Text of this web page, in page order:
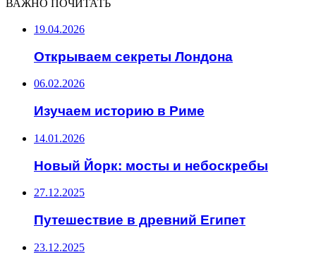
19.04.2026
Открываем секреты Лондона
06.02.2026
Изучаем историю в Риме
14.01.2026
Новый Йорк: мосты и небоскребы
27.12.2025
Путешествие в древний Египет
23.12.2025